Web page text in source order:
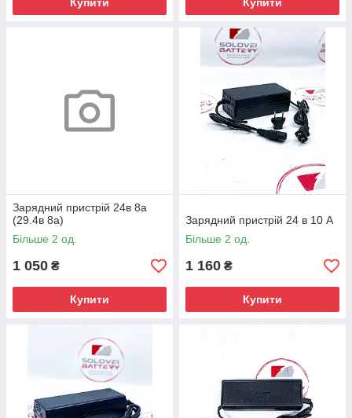
Зарядний пристрій 24в 8а
(29.4в 8а)
Більше 2 од.
1 050 ₴
Купити
Зарядний пристрій 24 в 10 A
Більше 2 од.
1 160 ₴
Купити